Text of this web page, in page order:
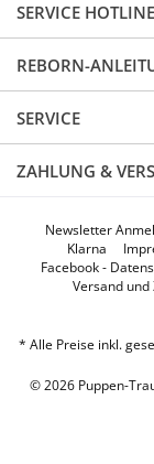
SERVICE HOTLINE
REBORN-
SERVICE
ZAHLUNG &
Newsletter
Klarna
Facebook -
Versand
* Alle Preise inkl.
© 2026 Puppen-